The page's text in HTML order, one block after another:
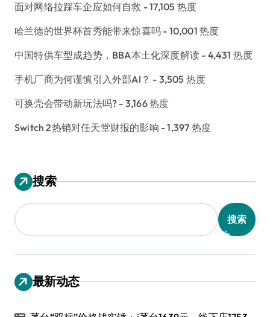
面对网络拉踩车企应如何自救 - 17,105 热度
哈兰德的世界杯首秀能带来惊喜吗 - 10,001 热度
中国特供车型成趋势，BBA本土化深度解读 - 4,431 热度
手机厂商为何谨慎引入外部AI？ - 3,505 热度
可换壳会带动新玩法吗? - 3,166 热度
Switch 2热销对任天堂财报的影响 - 1,397 热度
搜索
搜索
最新动态